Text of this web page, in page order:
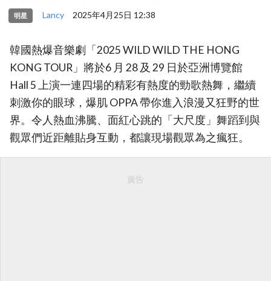
明星 Lancy 2025年4月25日 12:38
韓國熱爆音樂劇「2025 WILD WILD THE HONG
KONG TOUR」將於6 月 28 及 29 日於亞洲博覽館
Hall 5 上演一連四場的精彩有熱度的勁歌熱舞，繼續
刺激你的眼球，爆肌 OPPA 帶你進入浪漫又狂野的世
界。令人熱血沸騰、面紅心跳的「大尺度」舞蹈到與
觀眾們近距離貼身互動，都讓現場觀眾為之瘋狂。
廣告